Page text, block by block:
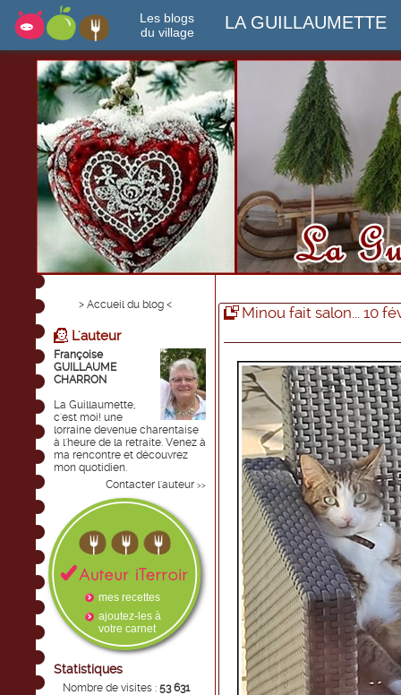
Les blogs
du village
LA GUILLAUMETTE
> Accueil du blog <
L'auteur
Françoise
GUILLAUME
CHARRON
La Guillaumette,
c'est moi! une
lorraine devenue charentaise
à l'heure de la retraite. Venez à
ma rencontre et découvrez
mon quotidien.
Contacter l'auteur >>
mes recettes
ajoutez-les à
votre carnet
Statistiques
Nombre de visites : 53 631
Minou fait salon... 10